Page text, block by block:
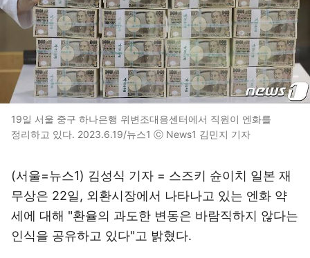
19일 서울 중구 하나은행 위변조대응센터에서 직원이 엔화를
정리하고 있다. 2023.6.19/뉴스1 ⓒ News1 김민지 기자
(서울=뉴스1) 김성식 기자 = 스즈키 슌이치 일본 재
무상은 22일, 외환시장에서 나타나고 있는 엔화 약
세에 대해 "환율의 과도한 변동은 바람직하지 않다는
인식을 공유하고 있다"고 밝혔다.